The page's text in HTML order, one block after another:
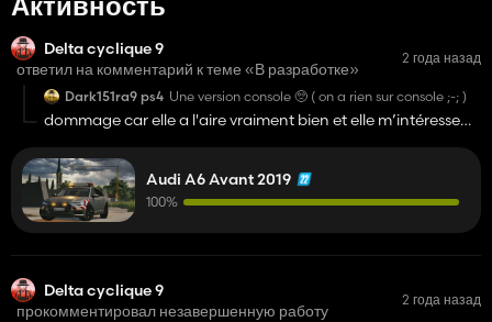
Активность
Delta cyclique 9
ответил на комментарий к теме «В разработке»
2 года назад
Dark151ra9 ps4 Une version console 🥺 ( on a rien sur console ;-; )
dommage car elle a l'aire vraiment bien et elle m’intéresse
😑😑
Audi A6 Avant 2019
100%
Delta cyclique 9
прокомментировал незавершенную работу
2 года назад